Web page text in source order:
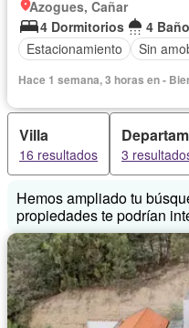
Azogues, Cañar
4 Dormitorios
4
Estacionamiento
Sin
Hace 1 semana, 3 horas en -
Villa
16 resultados 3
Hemos ampliado tu
propiedades te podrían